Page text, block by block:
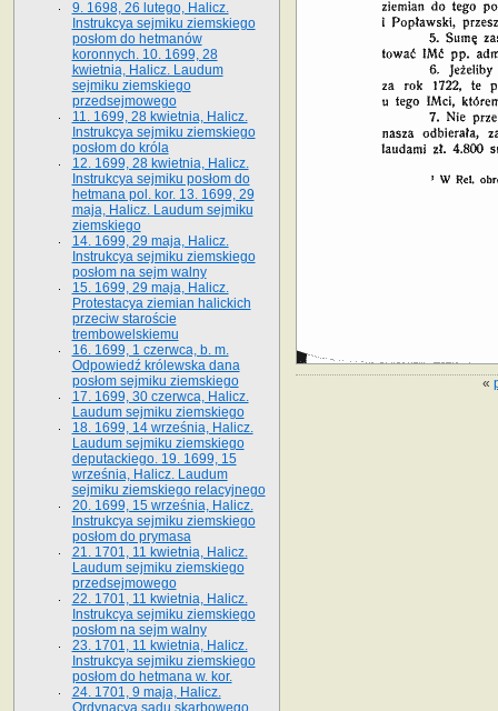
«
9. 1698, 26 lutego, Halicz.
Instrukcya sejmiku ziemskiego
posłom do hetmanów
koronnych. 10. 1699, 28
kwietnia, Halicz. Laudum
sejmiku ziemskiego
przedsejmowego
11. 1699, 28 kwietnia, Halicz.
Instrukcya sejmiku ziemskiego
posłom do króla
12. 1699, 28 kwietnia, Halicz.
Instrukcya sejmiku posłom do
hetmana pol. kor. 13. 1699, 29
maja, Halicz. Laudum sejmiku
ziemskiego
14. 1699, 29 maja, Halicz.
Instrukcya sejmiku ziemskiego
posłom na sejm walny
15. 1699, 29 maja, Halicz.
Protestacya ziemian halickich
przeciw staroście
trembowelskiemu
16. 1699, 1 czerwca, b. m.
Odpowiedź królewska dana
posłom sejmiku ziemskiego
17. 1699, 30 czerwca, Halicz.
Laudum sejmiku ziemskiego
18. 1699, 14 września, Halicz.
Laudum sejmiku ziemskiego
deputackiego. 19. 1699, 15
września, Halicz. Laudum
sejmiku ziemskiego relacyjnego
20. 1699, 15 września, Halicz.
Instrukcya sejmiku ziemskiego
posłom do prymasa
21. 1701, 11 kwietnia, Halicz.
Laudum sejmiku ziemskiego
przedsejmowego
22. 1701, 11 kwietnia, Halicz.
Instrukcya sejmiku ziemskiego
posłom na sejm walny
23. 1701, 11 kwietnia, Halicz.
Instrukcya sejmiku ziemskiego
posłom do hetmana w. kor.
24. 1701, 9 maja, Halicz.
Ordynacya sądu skarbowego